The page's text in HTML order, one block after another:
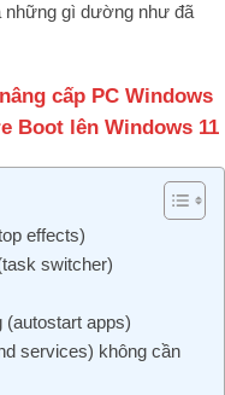
những gì dường như đã
cấp PC Windows
Boot lên Windows 11
effects)
switcher)
apps)
services) không cần